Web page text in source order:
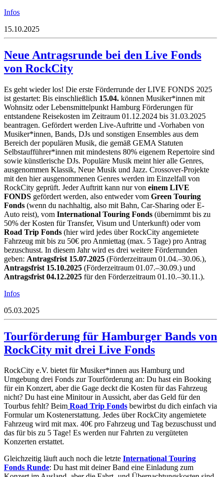
Infos
15.10.2025
Neue Antragsrunde bei den Live Fonds
von RockCity
Es geht wieder los! Die erste Förderrunde der LIVE FONDS 2025
ist gestartet: Bis einschließlich 15.04. können Musiker*innen mit
Wohnsitz oder Lebensmittelpunkt Hamburg Förderungen für
entstandene Reisekosten im Zeitraum 01.12.2024 bis 31.03.2025
beantragen. Gefördert werden Live-Auftritte und -Vorhaben von
Musiker*innen, Bands, DJs und sonstigen Ensembles aus dem
Bereich der populären Musik, die gemäß GEMA Statuten
Selbstaufführer*innen mit mindestens 80% eigenem Repertoire sind
sowie künstlerische DJs. Populäre Musik meint hier alle Genres,
ausgenommen Klassik, Neue Musik und Jazz. Crossover-Projekte
mit den hier ausgenommenen Genres werden im Einzelfall von
RockCity geprüft. Jeder Auftritt kann nur von einem LIVE
FONDS gefördert werden, also entweder vom Green Touring
Fonds (wenn du nachhaltig, also mit Bahn, Car-Sharing oder E-
Auto reist), vom International Touring Fonds (übernimmt bis zu
50% der Kosten für Transfer, Visum und Unterkunft) oder vom
Road Trip Fonds (hier wird jedes über RockCity angemietete
Fahrzeug mit bis zu 50€ pro Anmiettag (max. 5 Tage) pro Antrag
bezuschusst. In diesem Jahr wird es drei weitere Förderrunden
geben: Antragsfrist 15.07.2025 (Förderzeitraum 01.04.–30.06.),
Antragsfrist 15.10.2025 (Förderzeitraum 01.07.–30.09.) und
Antragsfrist 04.12.2025 für den Förderzeitraum 01.10.–30.11.).
Infos
05.03.2025
Tourförderung für Hamburger Bands von
RockCity mit drei Live Fonds
RockCity e.V. bietet für Musiker*innen aus Hamburg und
Umgebung drei Fonds zur Tourförderung an: Du hast ein Booking
für ein Konzert, aber die Gage deckt die Kosten für das Fahrzeug
nicht? Du hast eine Minitour in Aussicht, aber das Geld für den
Tourbus fehlt? Beim Road Trip Fonds bewirbst du dich einfach via
Formular um Kostenerstattung. Jedes über RockCity angemietete
Fahrzeug wird mit max. 40€ pro Fahrzeug und Tag bezuschusst und
das für bis zu 5 Tage! Es werden nur Fahrten zu vergüteten
Konzerten erstattet.
Gleichzeitig läuft auch noch die letzte International Touring
Fonds Runde: Du hast mit deiner Band eine Einladung zum